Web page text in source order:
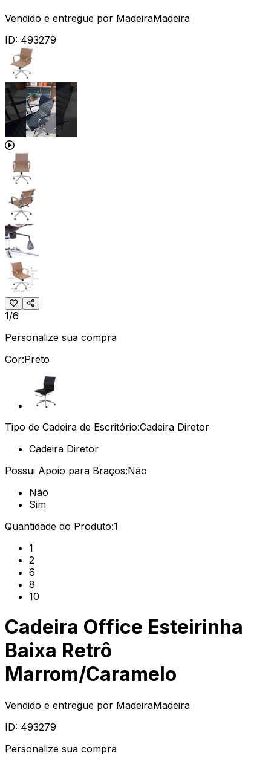
Vendido e entregue por MadeiraMadeira
ID: 493279
1/6
Personalize sua compra
Cor:Preto
Tipo de Cadeira de Escritório:Cadeira Diretor
Cadeira Diretor
Possui Apoio para Braços:Não
Não
Sim
Quantidade do Produto:1
1
2
6
8
10
Cadeira Office Esteirinha
Baixa Retrô
Marrom/Caramelo
Vendido e entregue por MadeiraMadeira
ID: 493279
Personalize sua compra